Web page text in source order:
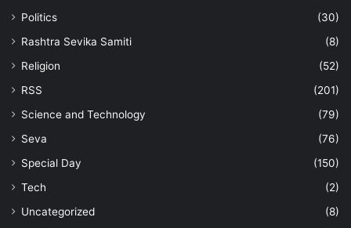
Politics
(30)
Rashtra Sevika Samiti
(8)
Religion
(52)
RSS
(201)
Science and Technology
(79)
Seva
(76)
Special Day
(150)
Tech
(2)
Uncategorized
(8)